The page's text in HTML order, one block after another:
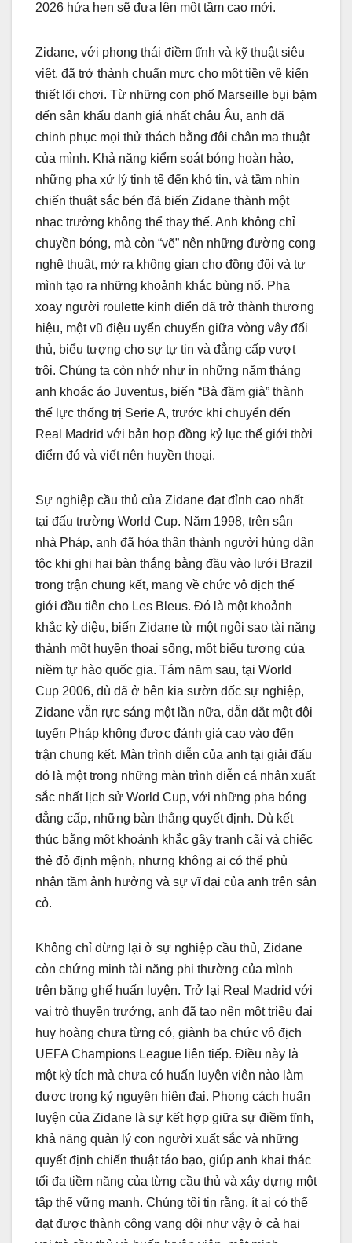
2026 hứa hẹn sẽ đưa lên một tầm cao mới.
Zidane, với phong thái điềm tĩnh và kỹ thuật siêu
việt, đã trở thành chuẩn mực cho một tiền vệ kiến
thiết lối chơi. Từ những con phố Marseille bụi bặm
đến sân khấu danh giá nhất châu Âu, anh đã
chinh phục mọi thử thách bằng đôi chân ma thuật
của mình. Khả năng kiểm soát bóng hoàn hảo,
những pha xử lý tinh tế đến khó tin, và tầm nhìn
chiến thuật sắc bén đã biến Zidane thành một
nhạc trưởng không thể thay thế. Anh không chỉ
chuyền bóng, mà còn “vẽ” nên những đường cong
nghệ thuật, mở ra không gian cho đồng đội và tự
mình tạo ra những khoảnh khắc bùng nổ. Pha
xoay người roulette kinh điển đã trở thành thương
hiệu, một vũ điệu uyển chuyển giữa vòng vây đối
thủ, biểu tượng cho sự tự tin và đẳng cấp vượt
trội. Chúng ta còn nhớ như in những năm tháng
anh khoác áo Juventus, biến “Bà đầm già” thành
thế lực thống trị Serie A, trước khi chuyển đến
Real Madrid với bản hợp đồng kỷ lục thế giới thời
điểm đó và viết nên huyền thoại.
Sự nghiệp cầu thủ của Zidane đạt đỉnh cao nhất
tại đấu trường World Cup. Năm 1998, trên sân
nhà Pháp, anh đã hóa thân thành người hùng dân
tộc khi ghi hai bàn thắng bằng đầu vào lưới Brazil
trong trận chung kết, mang về chức vô địch thế
giới đầu tiên cho Les Bleus. Đó là một khoảnh
khắc kỳ diệu, biến Zidane từ một ngôi sao tài năng
thành một huyền thoại sống, một biểu tượng của
niềm tự hào quốc gia. Tám năm sau, tại World
Cup 2006, dù đã ở bên kia sườn dốc sự nghiệp,
Zidane vẫn rực sáng một lần nữa, dẫn dắt một đội
tuyển Pháp không được đánh giá cao vào đến
trận chung kết. Màn trình diễn của anh tại giải đấu
đó là một trong những màn trình diễn cá nhân xuất
sắc nhất lịch sử World Cup, với những pha bóng
đẳng cấp, những bàn thắng quyết định. Dù kết
thúc bằng một khoảnh khắc gây tranh cãi và chiếc
thẻ đỏ định mệnh, nhưng không ai có thể phủ
nhận tầm ảnh hưởng và sự vĩ đại của anh trên sân
cỏ.
Không chỉ dừng lại ở sự nghiệp cầu thủ, Zidane
còn chứng minh tài năng phi thường của mình
trên băng ghế huấn luyện. Trở lại Real Madrid với
vai trò thuyền trưởng, anh đã tạo nên một triều đại
huy hoàng chưa từng có, giành ba chức vô địch
UEFA Champions League liên tiếp. Điều này là
một kỳ tích mà chưa có huấn luyện viên nào làm
được trong kỷ nguyên hiện đại. Phong cách huấn
luyện của Zidane là sự kết hợp giữa sự điềm tĩnh,
khả năng quản lý con người xuất sắc và những
quyết định chiến thuật táo bạo, giúp anh khai thác
tối đa tiềm năng của từng cầu thủ và xây dựng một
tập thể vững mạnh. Chúng tôi tin rằng, ít ai có thể
đạt được thành công vang dội như vậy ở cả hai